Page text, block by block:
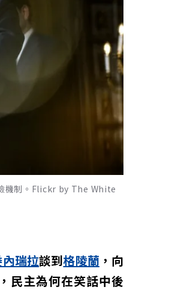
機制。Flickr by The White
瑞拉談到格陵蘭 ，向
民主為何在笑話中後